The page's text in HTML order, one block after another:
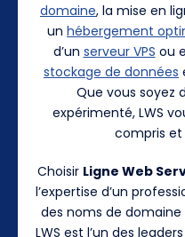
domaine, la mise en
un hébergement
d’un serveur VPS ou
stockage de données
Que vous soyez
expérimenté, LWS
compris et
Choisir Ligne Web
l’expertise d’un
des noms de domaine
LWS est l’un des